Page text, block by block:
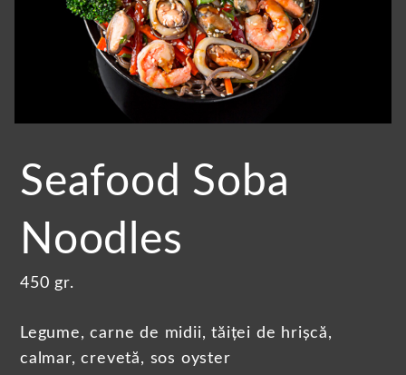
Seafood Soba
Noodles
450 gr.
Legume, carne de midii, tăiței de hrișcă,
calmar, crevetă, sos oyster